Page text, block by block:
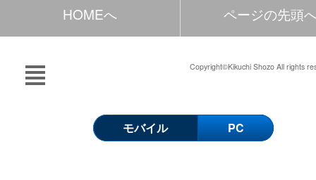
HOMEへ ページの先頭
Copyright©Kikuchi Shozo All rights
モバイル PC